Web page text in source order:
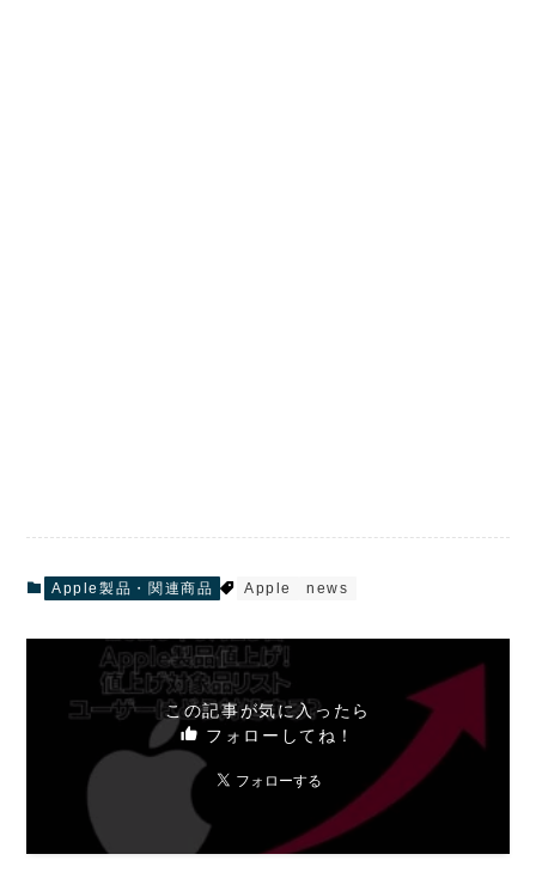
Apple製品・関連商品 Apple news
この記事が気に入ったら
フォローしてね！